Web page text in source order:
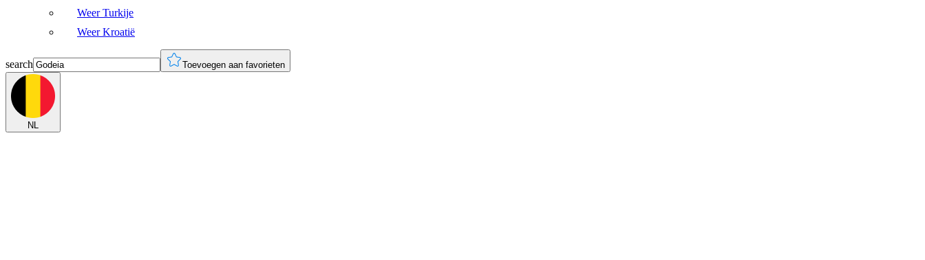
Weer Turkije
Weer Kroatië
search Toevoegen aan favorieten
NL